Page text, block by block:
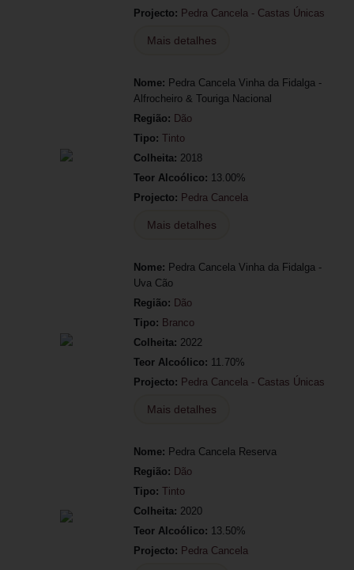
Projecto: Pedra Cancela - Castas Únicas
Mais detalhes
Nome: Pedra Cancela Vinha da Fidalga -
Alfrocheiro & Touriga Nacional
Região: Dão
Tipo: Tinto
Colheita: 2018
Teor Alcoólico: 13.00%
Projecto: Pedra Cancela
Mais detalhes
Nome: Pedra Cancela Vinha da Fidalga -
Uva Cão
Região: Dão
Tipo: Branco
Colheita: 2022
Teor Alcoólico: 11.70%
Projecto: Pedra Cancela - Castas Únicas
Mais detalhes
Nome: Pedra Cancela Reserva
Região: Dão
Tipo: Tinto
Colheita: 2020
Teor Alcoólico: 13.50%
Projecto: Pedra Cancela